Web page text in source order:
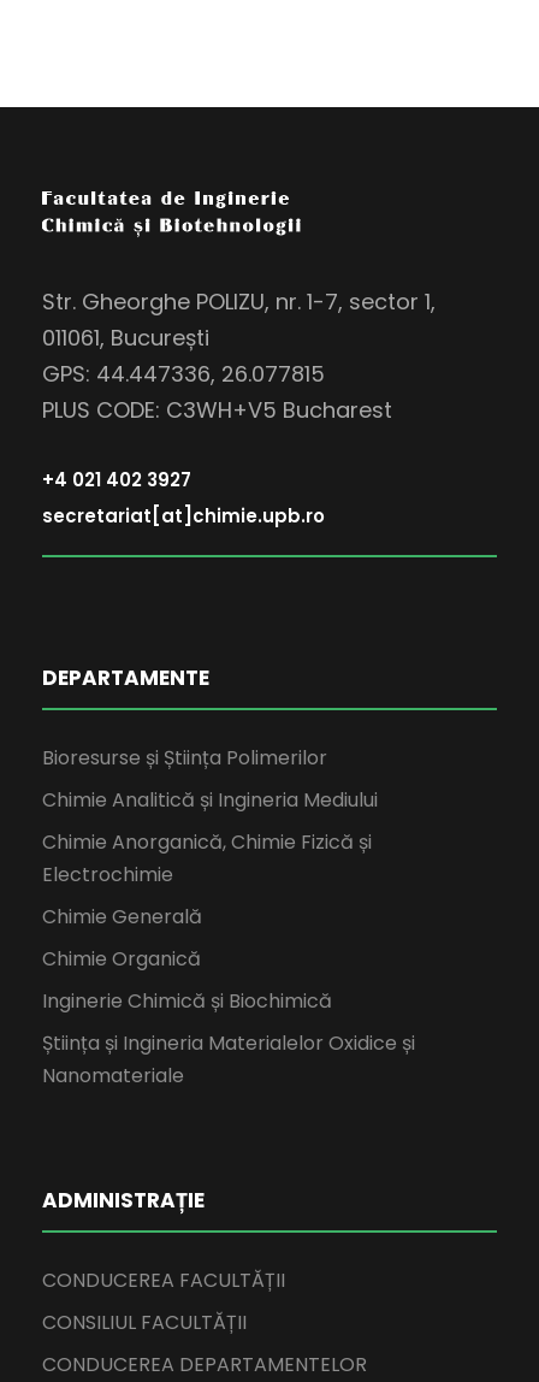
Str. Gheorghe POLIZU, nr. 1-7, sector 1,
011061, București
GPS: 44.447336, 26.077815
PLUS CODE: C3WH+V5 Bucharest
+4 021 402 3927
secretariat[at]chimie.upb.ro
DEPARTAMENTE
Bioresurse și Știința Polimerilor
Chimie Analitică și Ingineria Mediului
Chimie Anorganică, Chimie Fizică și
Electrochimie
Chimie Generală
Chimie Organică
Inginerie Chimică și Biochimică
Știința și Ingineria Materialelor Oxidice și
Nanomateriale
ADMINISTRAȚIE
CONDUCEREA FACULTĂȚII
CONSILIUL FACULTĂȚII
CONDUCEREA DEPARTAMENTELOR